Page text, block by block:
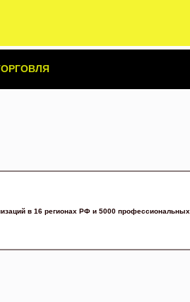
в 16 регионах РФ и 5000 профессиональных